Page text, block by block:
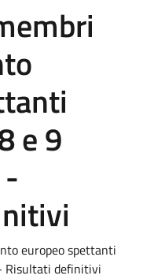
e 9
europeo spettanti
Risultati definitivi